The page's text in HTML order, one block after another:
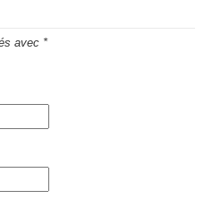
avec *